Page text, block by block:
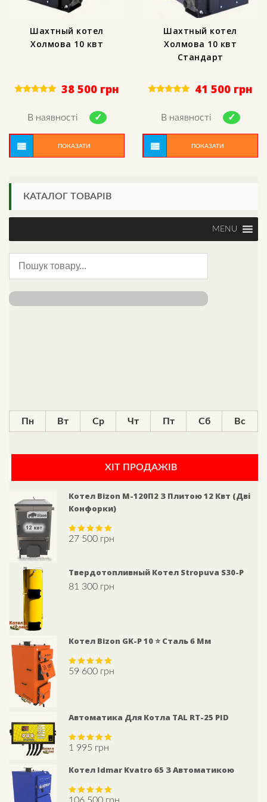
Шахтный котел
Холмова 10 квт
out of 5
38 500 грн
В наявності
ПОКАЗАТИ
Шахтный котел
Холмова 10 квт
Стандарт
out of 5
41 500 грн
В наявності
ПОКАЗАТИ
КАТАЛОГ ТОВАРІВ
MENU
Пн Вт Ср Чт Пт Сб Вс
ХІТ ПРОДАЖІВ
Котел Bizon М-120П2 З Плитою 12 Квт (дві
Конфорки)
Rated 5.00
27 500 грн
Твердотопливный Котел Stropuva S30-P
81 300 грн
Котел Bizon GK-P 10 ⭐ Сталь 6 Мм
Rated5.00
59 600 грн
Автоматика Для Котла TAL RT-25 PID
Rated 5.00
out of 5
1 995 грн
Котел Idmar Kvatro 65 З Автоматикою
Rated5.00